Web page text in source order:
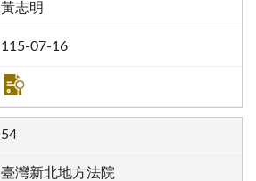
黃志明
115-07-16
54
臺灣新北地方法院